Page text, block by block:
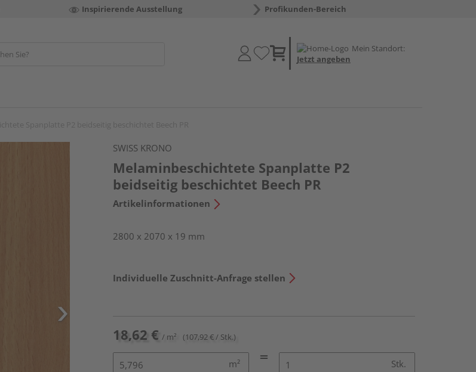
Inspirierende Ausstellung Profikunden-Bereich
Mein Standort:
Jetzt angeben
SWISS KRONO
Melaminbeschichtete Spanplatte P2
beidseitig beschichtet Beech PR
Artikelinformationen
2800 x 2070 x 19 mm
Individuelle Zuschnitt-Anfrage stellen
18,62 € / m² (107,92 € / Stk.)
m² Stk.